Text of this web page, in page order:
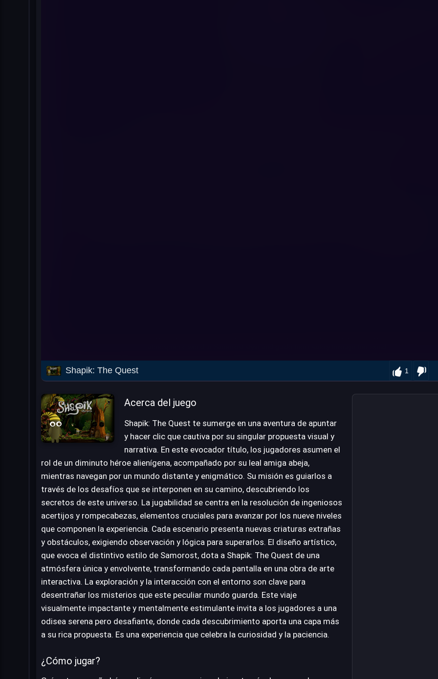
Shapik: The Quest 1
Acerca del juego
Shapik: The Quest te sumerge en una aventura de apuntar
y hacer clic que cautiva por su singular propuesta visual y
narrativa. En este evocador título, los jugadores asumen el
rol de un diminuto héroe alienígena, acompañado por su leal amiga abeja,
mientras navegan por un mundo distante y enigmático. Su misión es guiarlos a
través de los desafíos que se interponen en su camino, descubriendo los
secretos de este universo. La jugabilidad se centra en la resolución de ingeniosos
acertijos y rompecabezas, elementos cruciales para avanzar por los nueve niveles
que componen la experiencia. Cada escenario presenta nuevas criaturas extrañas
y obstáculos, exigiendo observación y lógica para superarlos. El diseño artístico,
que evoca el distintivo estilo de Samorost, dota a Shapik: The Quest de una
atmósfera única y envolvente, transformando cada pantalla en una obra de arte
interactiva. La exploración y la interacción con el entorno son clave para
desentrañar los misterios que este peculiar mundo guarda. Este viaje
visualmente impactante y mentalmente estimulante invita a los jugadores a una
odisea serena pero desafiante, donde cada descubrimiento aporta una capa más
a su rica propuesta. Es una experiencia que celebra la curiosidad y la paciencia.
¿Cómo jugar?